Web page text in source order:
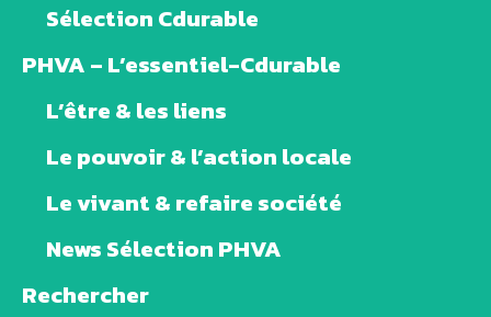
Sélection Cdurable
PHVA – L’essentiel-Cdurable
L’être & les liens
Le pouvoir & l’action locale
Le vivant & refaire société
News Sélection PHVA
Rechercher